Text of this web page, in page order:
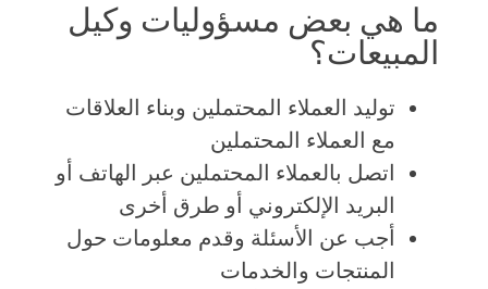
ما هي بعض مسؤوليات وكيل
المبيعات؟
توليد العملاء المحتملين وبناء العلاقات
مع العملاء المحتملين
اتصل بالعملاء المحتملين عبر الهاتف أو
البريد الإلكتروني أو طرق أخرى
أجب عن الأسئلة وقدم معلومات حول
المنتجات والخدمات